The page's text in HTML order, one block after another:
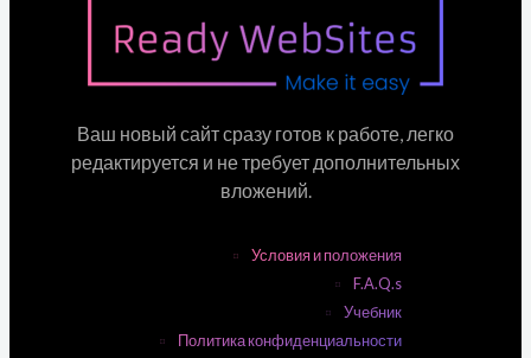
Ваш новый сайт сразу готов к работе, легко
редактируется и не требует дополнительных
вложений.
Условия и положения
F.A.Q.s
Учебник
Политика конфиденциальности